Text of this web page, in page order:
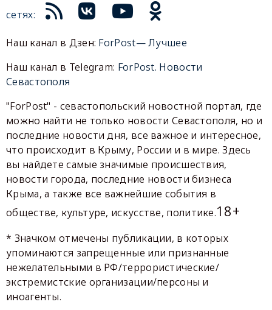
сетях:
Наш канал в Дзен: ForPost— Лучшее
Наш канал в Telegram: ForPost. Новости
Севастополя
"ForPost" - севастопольский новостной портал, где
можно найти не только новости Севастополя, но и
последние новости дня, все важное и интересное,
что происходит в Крыму, России и в мире. Здесь
вы найдете самые значимые происшествия,
новости города, последние новости бизнеса
Крыма, а также все важнейшие события в
обществе, культуре, искусстве, политике.18+
* Значком отмечены публикации, в которых
упоминаются запрещенные или признанные
нежелательными в РФ/террористические/
экстремистские организации/персоны и
иноагенты.